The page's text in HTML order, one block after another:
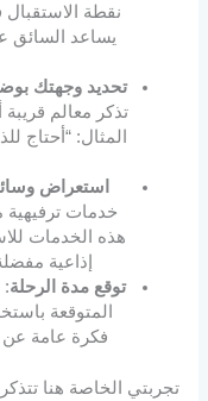
نقطة
يساعد السائق
تحديد وجهتك
تذكر معالم
المثال: “أحتاج
استعراض
هذه الخدمات
إذاعية
توقع مدة الرحلة:
المتوقعة
فكرة عامة عن
تجربتي الخاصة هنا